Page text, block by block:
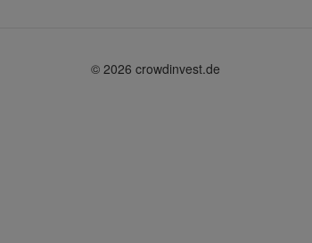
© 2026 crowdinvest.de